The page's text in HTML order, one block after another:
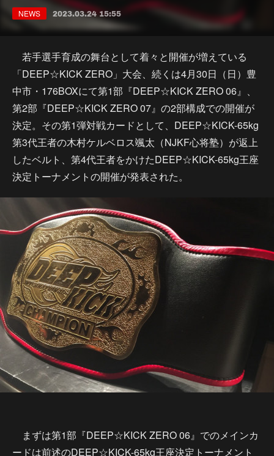
NEWS 2023.03.24 15:55
若手選手育成の舞台として着々と開催が増えている
「DEEP☆KICK ZERO」大会、続くは4月30日（日）豊
中市・176BOXにて第1部『DEEP☆KICK ZERO 06』、
第2部『DEEP☆KICK ZERO 07』の2部構成での開催が
決定。その第1弾対戦カードとして、DEEP☆KICK-65kg
第3代王者の木村ケルベロス颯太（NJKF心将塾）が返上
したベルト、第4代王者をかけたDEEP☆KICK-65kg王座
決定トーナメントの開催が発表された。
まずは第1部『DEEP☆KICK ZERO 06』でのメインカ
ードは前述のDEEP☆KICK-65kg王座決定トーナメント